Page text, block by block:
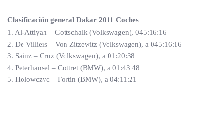
Clasificación general Dakar 2011 Coches
1. Al-Attiyah – Gottschalk (Volkswagen), 045:16:16
2. De Villiers – Von Zitzewitz (Volkswagen), a 045:16:16
3. Sainz – Cruz (Volkswagen), a 01:20:38
4. Peterhansel – Cottret (BMW), a 01:43:48
5. Holowczyc – Fortin (BMW), a 04:11:21